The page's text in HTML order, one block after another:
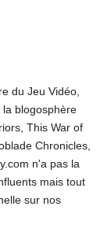
du Jeu Vidéo,
blogosphère
This War of
Chronicles,
n'a pas la
mais tout
sur nos